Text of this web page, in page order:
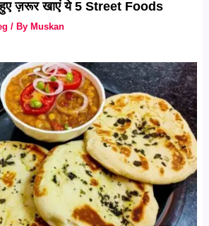
हुए ज़रूर खाएं ये 5 Street Foods
/ ByMuskan